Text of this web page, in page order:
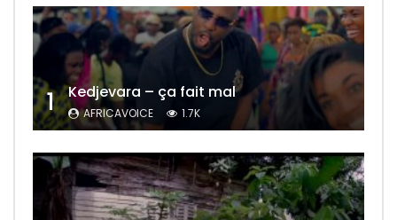
1 Kedjevara – ça fait mal
AFRICAVOICE 1.7K